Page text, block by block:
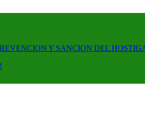
Y SANCION DEL